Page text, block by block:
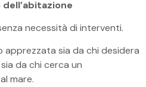
necessità di interventi.
apprezzata sia da chi desidera
sia da chi cerca un
mare.